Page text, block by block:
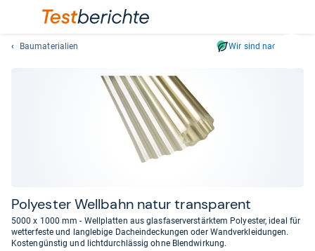
und
lassen
Baumaterialien Wir sind nachhaltig
Poly­es­ter Well­bahn natur trans­pa­rent
5000 x 1000 mm - Wellplatten aus glasfaserverstärktem Polyester, ideal für
wetterfeste und langlebige Dacheindeckungen oder Wandverkleidungen.
Kostengünstig und lichtdurchlässig ohne Blendwirkung.